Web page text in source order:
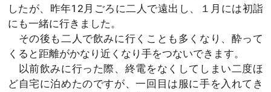
したが、昨年12月ごろに二人で遠出し、１月には初詣
にも一緒に行きました。
その後も二人で飲みに行くことも多くなり、酔って
くると距離がかなり近くなり手をつないできます。
以前飲みに行った際、終電をなくしてしまい二度ほ
ど自宅に泊めたのですが、一回目は服に手を入れてき